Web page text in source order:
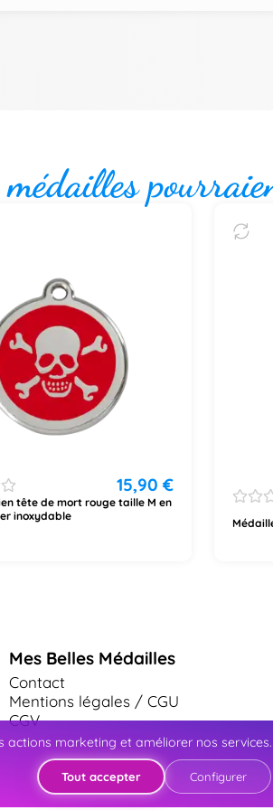
médailles
15,90 €
tête de mort rouge taille M en
inoxydable
Mes Belles Médailles
Contact
Mentions légales / CGU
CGV
actions marketing et améliorer nos
Tout accepter Configurer